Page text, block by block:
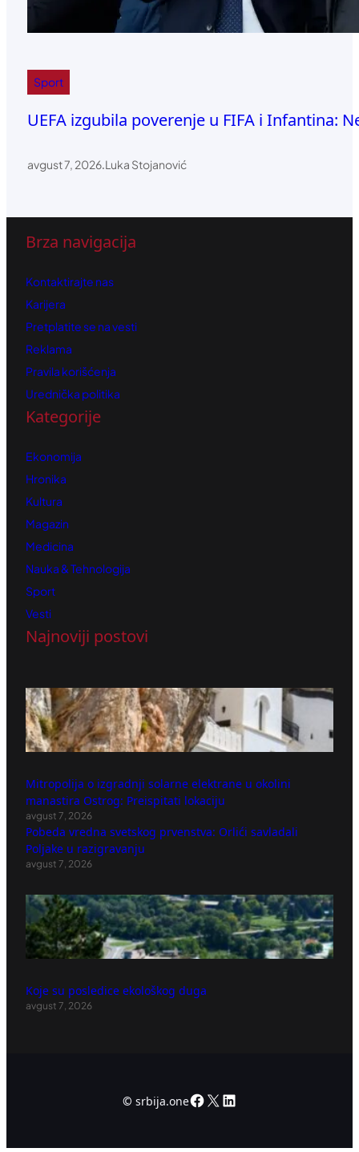
Sport
UEFA izgubila poverenje u FIFA i Infantina:
avgust 7, 2026.Luka Stojanović
Brza navigacija
Kontaktirajte nas
Karijera
Pretplatite se na vesti
Reklama
Pravila korišćenja
Urednička politika
Kategorije
Ekonomija
Hronika
Kultura
Magazin
Medicina
Nauka & Tehnologija
Sport
Vesti
Najnoviji postovi
Mitropolija o izgradnji solarne elektrane u okolini
manastira Ostrog: Preispitati lokaciju
avgust 7, 2026
Pobeda vredna svetskog prvenstva: Orlići savladali
Poljake u razigravanju
avgust 7, 2026
Koje su posledice ekološkog duga
avgust 7, 2026
© srbija.oneFacebook
X LinkedIn